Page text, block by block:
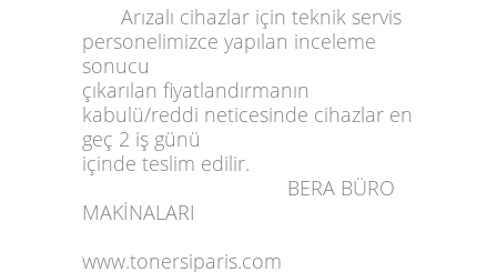
Arızalı cihazlar için teknik servis
personelimizce yapılan inceleme
sonucu
çıkarılan fiyatlandırmanın
kabulü/reddi neticesinde cihazlar en
geç 2 iş günü
içinde teslim edilir.
BERA BÜRO
MAKİNALARI
www.tonersiparis.com